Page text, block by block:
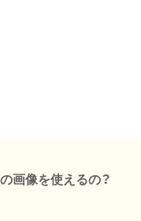
画像を使えるの？